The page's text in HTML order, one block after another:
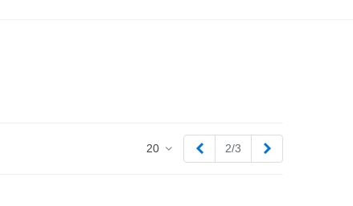
20 Ankstesnis
2/3